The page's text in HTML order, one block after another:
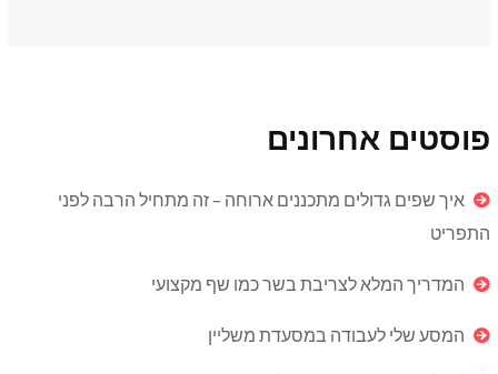
פוסטים אחרונים
איך שפים גדולים מתכננים ארוחה – זה מתחיל הרבה לפני
התפריט
המדריך המלא לצריבת בשר כמו שף מקצועי
המסע שלי לעבודה במסעדת משליין